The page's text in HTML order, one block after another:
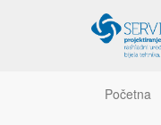
Početna